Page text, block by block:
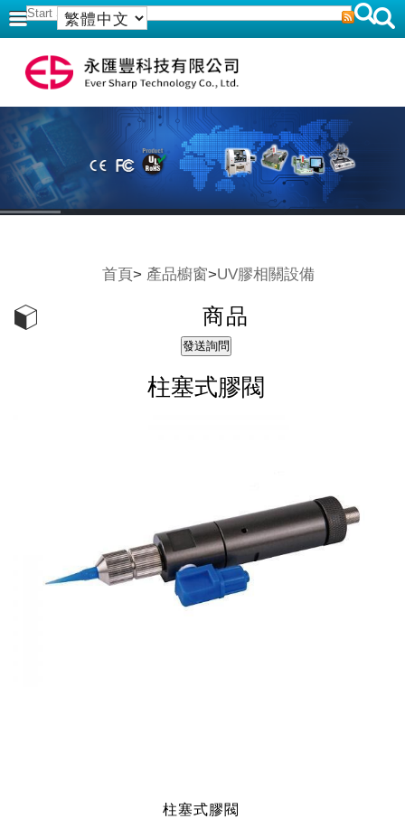
首頁> 產品櫥窗>UV膠相關設備
商品
柱塞式膠閥
柱塞式膠閥